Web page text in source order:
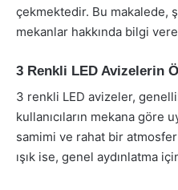
çekmektedir. Bu makalede,
mekanlar hakkında bilgi
3 Renkli LED Avizelerin
3 renkli LED avizeler,
kullanıcıların mekana göre
samimi ve rahat bir
ışık ise, genel aydınlatma